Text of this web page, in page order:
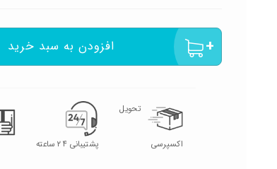
افزودن به سبد خرید
تحویل
اکسپرسی پشتیبانی ۲۴ ساعته